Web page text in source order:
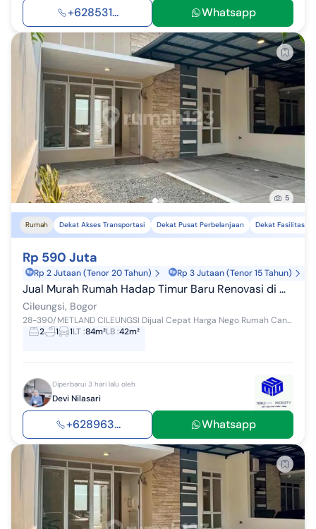
+628531... Whatsapp
5
Rumah Dekat Akses Transportasi Dekat Pusat Perbelanjaan Dekat Fasilitas
Rp 590 Juta
Rp 2 Jutaan (Tenor 20 Tahun) Rp 3 Jutaan (Tenor 15 Tahun)
Jual Murah Rumah Hadap Timur Baru Renovasi di Metland Cileungsi
Cileungsi, Bogor
28-390/METLAND CILEUNGSI Dijual Cepat Harga Nego Rumah Cantik Minimalis Modern Siap Huni Rumah baru renov bersih rapi lkasi dalam sektor 6 Metlan...
2
1 1LT:84m²LB:42m²
Diperbarui 3 hari lalu oleh
Devi Nilasari
+628963... Whatsapp